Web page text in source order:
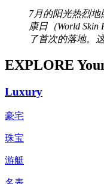
7月的阳光热烈
康日（World
了首次的落地。
EXPLORE
Luxury
豪宅
珠宝
游艇